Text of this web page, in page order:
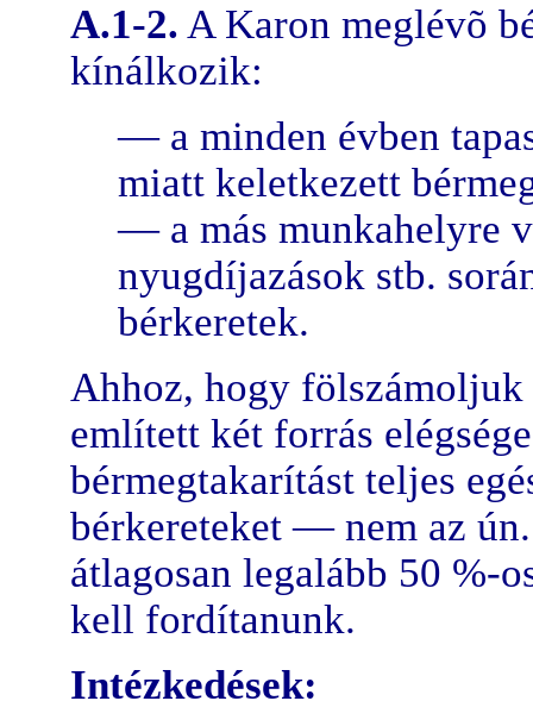
A.1-2. A Karon meglévõ
kínálkozik:
— a minden évben
miatt keletkezett
— a más munkahelyre
nyugdíjazások stb.
bérkeretek.
Ahhoz, hogy
említett két forrás
bérmegtakarítást teljes
bérkereteket — nem az
átlagosan legalább 50 %-
kell fordítanunk.
Intézkedések: